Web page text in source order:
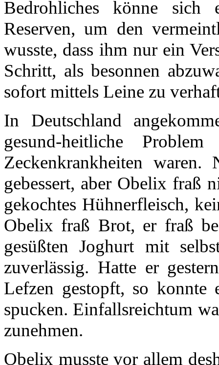
Bedrohliches könne sich
Reserven, um den
wusste, dass ihm nur ein
Schritt, als besonnen
sofort mittels Leine zu
In Deutschland
gesund-heitliche
Zeckenkrankheiten
gebessert, aber Obelix fraß
gekochtes Hühnerfleisch,
Obelix fraß Brot, er fraß
gesüßten Joghurt mit
zuverlässig. Hatte er
Lefzen gestopft, so konnte
spucken. Einfallsreichtum
zunehmen.
Obelix musste vor allem